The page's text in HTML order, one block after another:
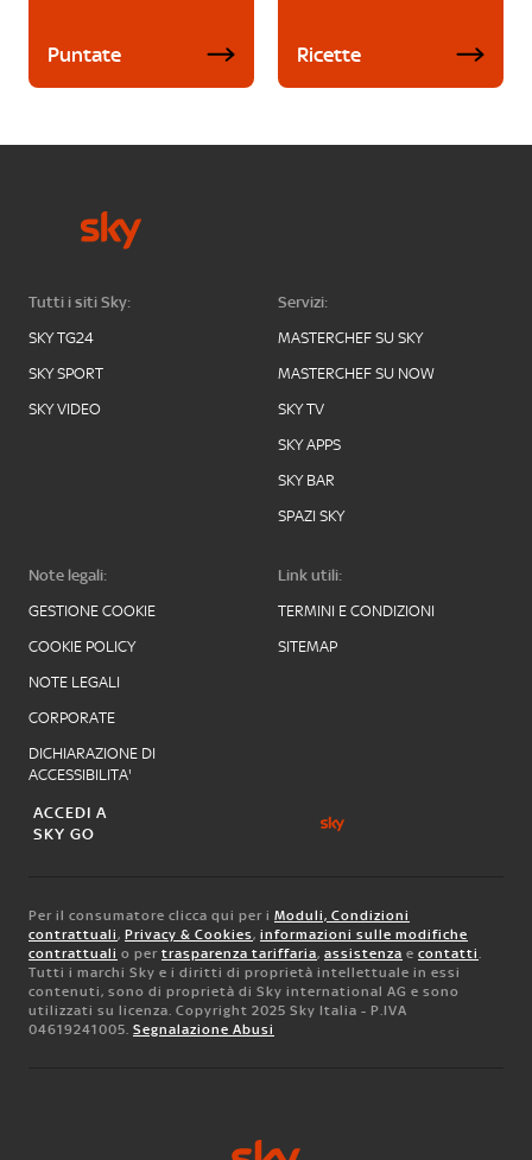
Puntate Ricette
Tutti i siti Sky:
SKY TG24
SKY SPORT
SKY VIDEO
Servizi:
MASTERCHEF SU SKY
MASTERCHEF SU NOW
SKY TV
SKY APPS
SKY BAR
SPAZI SKY
Note legali:
GESTIONE COOKIE
COOKIE POLICY
NOTE LEGALI
CORPORATE
DICHIARAZIONE DI
ACCESSIBILITA'
Link utili:
TERMINI E CONDIZIONI
SITEMAP
ACCEDI A
SKY GO
Per il consumatore clicca qui per i Moduli, Condizioni
contrattuali, Privacy & Cookies, informazioni sulle modifiche
contrattuali o per trasparenza tariffaria, assistenza e contatti.
Tutti i marchi Sky e i diritti di proprietà intellettuale in essi
contenuti, sono di proprietà di Sky international AG e sono
utilizzati su licenza. Copyright 2025 Sky Italia - P.IVA
04619241005. Segnalazione Abusi